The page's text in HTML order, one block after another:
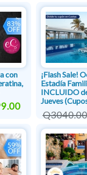
con
¡Flash Sale!
Estadía
INCLUIDO
Jueves
Q3040.00